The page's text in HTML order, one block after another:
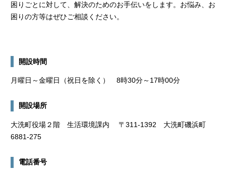
困りごとに対して、解決のためのお手伝いをします。お悩み、お
困りの方等はぜひご相談ください。
開設時間
月曜日～金曜日（祝日を除く） 8時30分～17時00分
開設場所
大洗町役場２階 生活環境課内 〒311-1392 大洗町磯浜町
6881-275
電話番号